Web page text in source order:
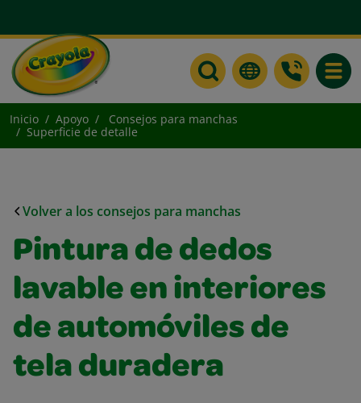
Inicio Apoyo
Consejos para manchas
Superficie de detalle
Volver a los consejos para manchas
Pintura de dedos
lavable en interiores
de automóviles de
tela duradera